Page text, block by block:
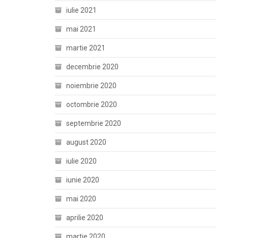
iulie 2021
mai 2021
martie 2021
decembrie 2020
noiembrie 2020
octombrie 2020
septembrie 2020
august 2020
iulie 2020
iunie 2020
mai 2020
aprilie 2020